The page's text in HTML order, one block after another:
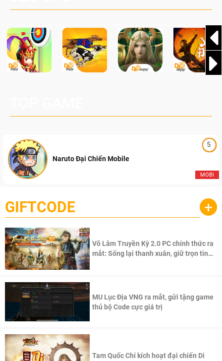
5
MOBI
Naruto Đại Chiến Mobile
GIFTCODE +
Võ Lâm Truyền Kỳ 2.0 PC chính thức ra
mắt: Sống lại thanh xuân, giữ trọn tinh
MU Lục Địa VNG ra mắt, gửi tặng game
thủ bộ Code cực giá trị
Tam Quốc Chí kích hoạt đại chiến Di